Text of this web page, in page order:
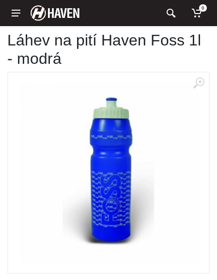
0
Láhev na pití Haven Foss 1l
- modrá